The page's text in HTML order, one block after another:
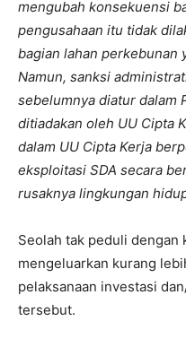
mengubah konsekuensi
pengusahaan itu tidak
bagian lahan perkebunan
Namun, sanksi
sebelumnya diatur dalam
ditiadakan oleh UU Cipta
dalam UU Cipta Kerja
eksploitasi SDA secara
rusaknya lingkungan
Seolah tak peduli dengan
mengeluarkan kurang
pelaksanaan investasi
tersebut.